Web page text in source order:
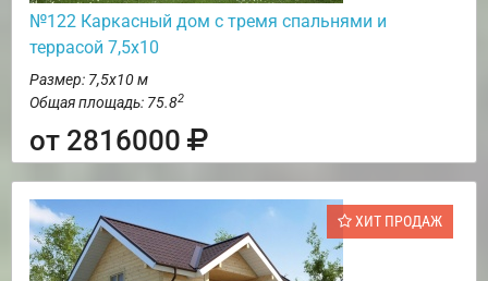
№122 Каркасный дом с тремя спальнями и
террасой 7,5х10
Размер: 7,5х10 м
Общая площадь: 75.82
от 2816000
ХИТ ПРОДАЖ